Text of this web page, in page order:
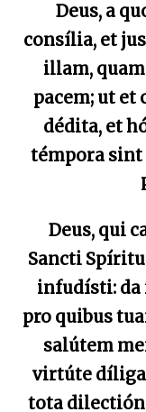
Deus, a
consília, et
illam,
pacem; ut et
dédita, et
témpora
Deus, qui
Sancti
infudísti: da
pro quibus
salútem
virtúte
tota